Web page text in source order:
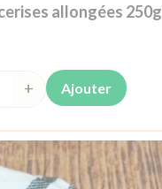
allongées 250g
Ajouter